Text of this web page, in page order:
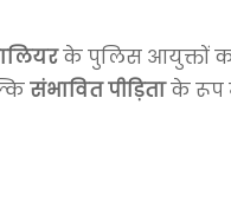
के पुलिस आयुक्तों
संभावित पीड़िताके रूप